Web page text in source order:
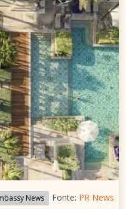
News Fonte: PR News